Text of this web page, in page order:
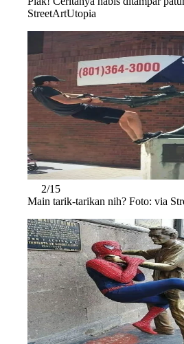
StreetArtUtopia
2/15
Main tarik-tarikan nih? Foto: via